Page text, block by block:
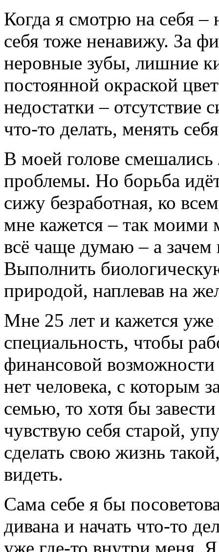
Когда я смотрю на себя –
себя тоже ненавижу. За
неровные зубы, лишние
постоянной окраской
недостатки – отсутствие
что-то делать, менять
В моей голове
проблемы. Но борьба
сижу безработная, ко
мне кажется – так моими
всё чаще думаю – а зачем
Выполнить
природой, наплевав на
Мне 25 лет и кажется
специальность, чтобы
финансовой
нет человека, с которым
семью, то хотя бы
чувствую себя старой,
сделать свою жизнь
видеть.
Сама себе я бы
дивана и начать что-то
уже где-то внутри меня.